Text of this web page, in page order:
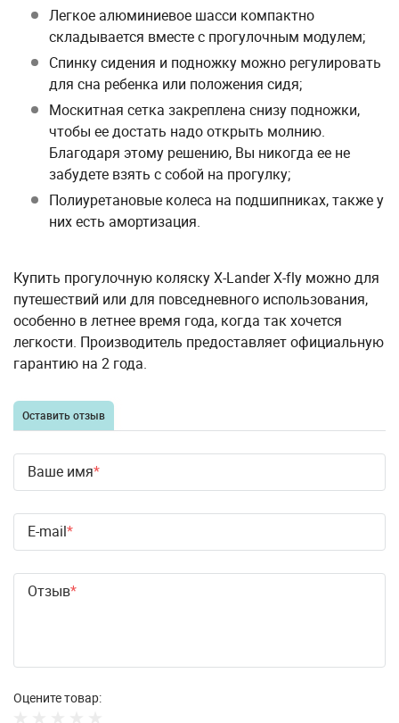
Легкое алюминиевое шасси компактно
складывается вместе с прогулочным модулем;
Спинку сидения и подножку можно регулировать
для сна ребенка или положения сидя;
Москитная сетка закреплена снизу подножки,
чтобы ее достать надо открыть молнию.
Благодаря этому решению, Вы никогда ее не
забудете взять с собой на прогулку;
Полиуретановые колеса на подшипниках, также у
них есть амортизация.
Купить прогулочную коляску X-Lander X-fly можно для
путешествий или для повседневного использования,
особенно в летнее время года, когда так хочется
легкости. Производитель предоставляет официальную
гарантию на 2 года.
Оставить отзыв
Ваше имя
E-mail
Отзыв
Оцените товар: